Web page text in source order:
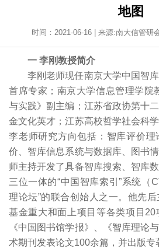
地图
时间：2021-06-16 | 来源:南大信管研
一 李刚教授简介
李刚老师现任南京大学中国智
首席专家；南京大学信息管理学院
与实践》副主编；江苏省政协第十
金文化英才；江苏高校哲学社会科
李老师研究方向包括：智库评价
价、智库信息系统与数据库、图书
师主持开发了具备智库搜索、智库
三位一体的“中国智库索引”系统（
理论坛”的联合创始人之一。他先
基金重大和面上项目等各类项目20
《中国图书馆学报》、《智库理论
术期刊发表论文100余篇，并出版专